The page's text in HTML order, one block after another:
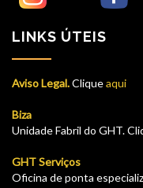
LINKS ÚTEIS
Aviso Legal.Cliqueaqui
Biza
Unidade Fabril do GHT.
GHT Serviços
Oficina de ponta